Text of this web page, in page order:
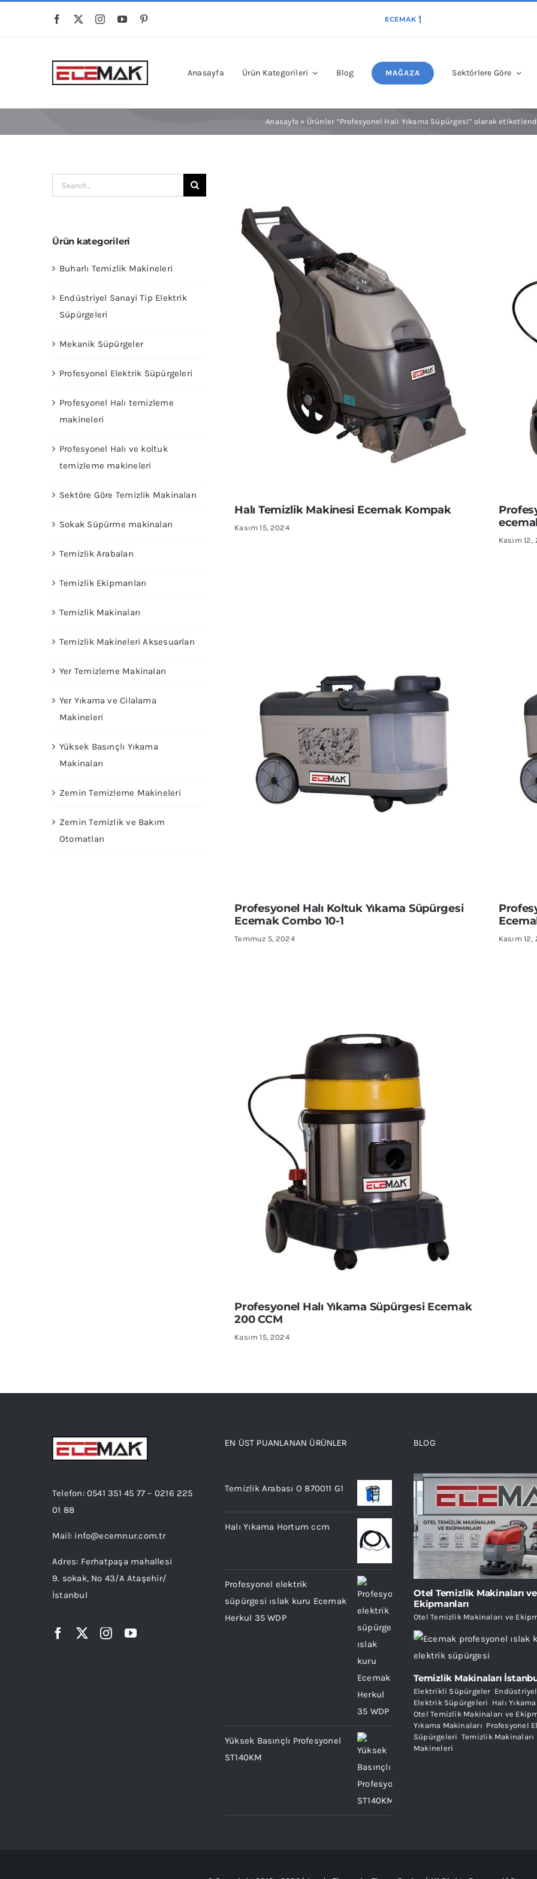
Anasayfa Ürün Kategorileri Blog MAĞAZA Sektörlere Göre
Anasayfa » Ürünler “Profesyonel Halı Yıkama Süpürgesi” olarak
Ara:
Ürün kategorileri
Buharlı Temizlik Makineleri
Endüstriyel Sanayi Tip Elektrik
Süpürgeleri
Mekanik Süpürgeler
Profesyonel Elektrik Süpürgeleri
Profesyonel Halı temizleme
makineleri
Profesyonel Halı ve koltuk
temizleme makineleri
Sektöre Göre Temizlik Makinaları
Sokak Süpürme makinaları
Temizlik Arabaları
Temizlik Ekipmanları
Temizlik Makinaları
Temizlik Makineleri Aksesuarları
Yer Temizleme Makinaları
Yer Yıkama ve Cilalama
Makineleri
Yüksek Basınçlı Yıkama
Makinaları
Zemin Temizleme Makineleri
Zemin Temizlik ve Bakım
Otomatları
Halı Temizlik Makinesi Ecemak Kompak
Kasım 15, 2024
Kasım 12,
Profesyonel Halı Koltuk Yıkama Süpürgesi
Ecemak Combo 10-1
Temmuz 5, 2024 Kasım 12,
Profesyonel Halı Yıkama Süpürgesi Ecemak
200 CCM
Kasım 15, 2024
Telefon:0541 351 45 77 – 0216 225
01 88
Mail: info@ecemnur.com.tr
Adres: Ferhatpaşa mahallesi
9. sokak, No 43/A Ataşehir/
İstanbul
EN ÜST PUANLANAN ÜRÜNLER
Temizlik Arabası O 870011 G1
Halı Yıkama Hortum ccm
Profesyonel elektrik
süpürgesi ıslak kuru Ecemak
Herkul 35 WDP
Yüksek Basınçlı Profesyonel
ST140KM
BLOG
Otel Temizlik Makinaları ve
Ekipmanları
Otel Temizlik Makinaları ve
Temizlik Makinaları
Elektrikli Süpürgeler
Elektrik Süpürgeleri Halı
Otel Temizlik Makinaları ve
Yıkama Makinaları Profesyonel
Süpürgeleri Temizlik Makinaları
Makineleri